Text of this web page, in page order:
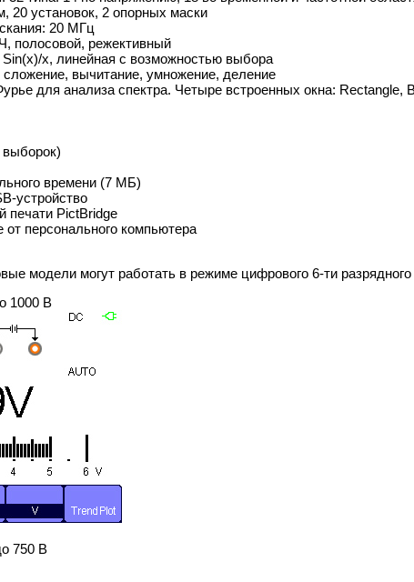
20 установок, 2 опорных маски
20 МГц
полосовой, режективный
Sin(x)/x, линейная с возможностью выбора
сложение, вычитание, умножение, деление
для анализа спектра. Четыре встроенных окна:
времени (7 МБ)
устройство
печати PictBridge
от персонального компьютера
модели могут работать в режиме цифрового 6-ти
1000 В
750 В